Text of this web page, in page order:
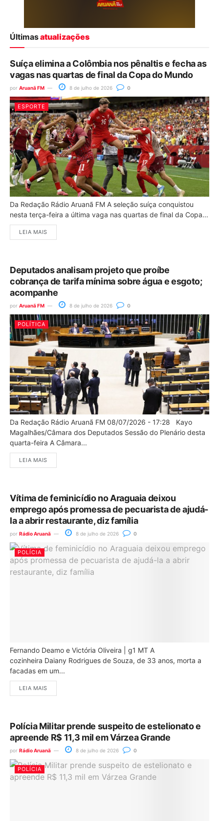
Últimasatualizações
Suíça elimina a Colômbia nos pênaltis e fecha as
vagas nas quartas de final da Copa do Mundo
por Aruanã FM 8 de julho de 2026 0
ESPORTE
Da Redação Rádio Aruanã FM A seleção suíça conquistou
nesta terça-feira a última vaga nas quartas de final da Copa...
LEIA MAIS
Deputados analisam projeto que proíbe
cobrança de tarifa mínima sobre água e esgoto;
acompanhe
por Aruanã FM 8 de julho de 2026 0
POLÍTICA
Da Redação Rádio Aruanã FM 08/07/2026 - 17:28 Kayo
Magalhães/Câmara dos Deputados Sessão do Plenário desta
quarta-feira A Câmara...
LEIA MAIS
Vítima de feminicídio no Araguaia deixou
emprego após promessa de pecuarista de ajudá-
la a abrir restaurante, diz família
por Rádio Aruanã 8 de julho de 2026 0
POLÍCIA
Fernando Deamo e Victória Oliveira | g1 MT A
cozinheira Daiany Rodrigues de Souza, de 33 anos, morta a
facadas em um...
LEIA MAIS
Polícia Militar prende suspeito de estelionato e
apreende R$ 11,3 mil em Várzea Grande
por Rádio Aruanã 8 de julho de 2026 0
POLÍCIA